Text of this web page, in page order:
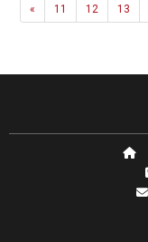
«Previous
11 12 13